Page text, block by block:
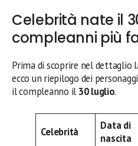
Celebrità nate il
compleanni più
Prima di scoprire nel dettaglio
ecco un riepilogo dei
il compleanno il 30 luglio.
Celebrità
Data di
nascita